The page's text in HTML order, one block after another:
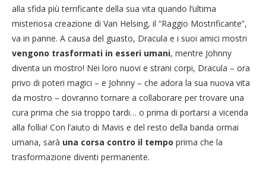
alla sfida più terrificante della sua vita quando l’ultima
misteriosa creazione di Van Helsing, il “Raggio Mostrificante”,
va in panne. A causa del guasto, Dracula e i suoi amici mostri
vengono trasformati in esseri umani, mentre Johnny
diventa un mostro! Nei loro nuovi e strani corpi, Dracula – ora
privo di poteri magici – e Johnny – che adora la sua nuova vita
da mostro – dovranno tornare a collaborare per trovare una
cura prima che sia troppo tardi… o prima di portarsi a vicenda
alla follia! Con l’aiuto di Mavis e del resto della banda ormai
umana, sarà una corsa contro il tempo prima che la
trasformazione diventi permanente.